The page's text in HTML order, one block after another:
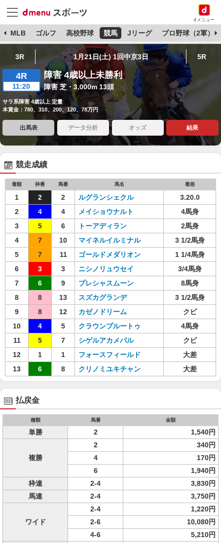
dメニュー
MLB ゴルフ 高校野球 競馬 Jリーグ プロ野球（2軍）
3R 1月21日(土) 1回中京3日 5R
4R
11:20
障害 4歳以上未勝利
障害 芝・3,000m 13頭
サラ系障害 4歳以上 定量
本賞金：780、310、200、120、78万円
出馬表 データ分析 オッズ 結果
競走成績
着順 枠番 馬番 馬名 着差
1 2 2 ルグランシェクル
3.20.0
2
4 4 メイショウナルト
4馬身
3
5 6 トーアディラン
2馬身
4
7 10 マイネルイルミナル
3 1/2馬身
5
7 11 ゴールドメダリオン
1 1/4馬身
6
3 3 ニシノリュウセイ
3/4馬身
7
6 9 プレシャスムーン
8馬身
8
8 13 スズカグランデ
3 1/2馬身
9
8 12 カゼノドリーム
クビ
10
4 5 クラウンプルートゥ
4馬身
11
5 7 シゲルアカメバル
クビ
12
1 1 フォースフィールド
大差
13
6 8 クリノミユキチャン 大差
払戻金
種類 馬番 金額
単勝 2 1,540円
複勝
2
340円
4
170円
6
1,940円
枠連
2-4
3,830円
馬連
2-4 3,750円
ワイド
2-4
1,220円
2-6
10,080円
4-6
5,210円